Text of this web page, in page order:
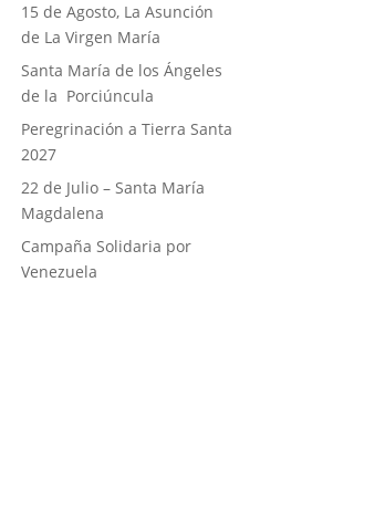
15 de Agosto, La Asunción
de La Virgen María
Santa María de los Ángeles
de la Porciúncula
Peregrinación a Tierra Santa
2027
22 de Julio – Santa María
Magdalena
Campaña Solidaria por
Venezuela